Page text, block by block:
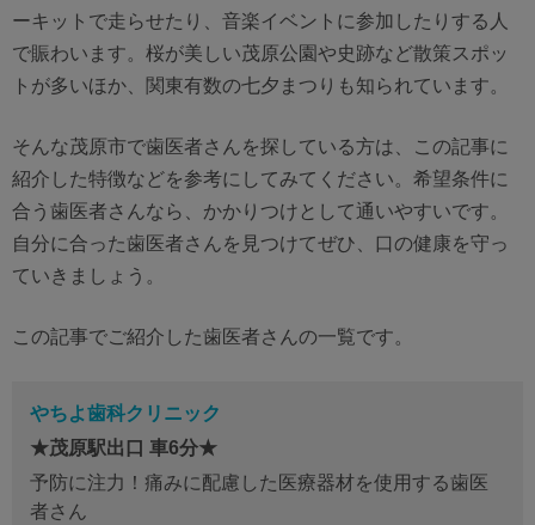
ーキットで走らせたり、音楽イベントに参加したりする人
で賑わいます。桜が美しい茂原公園や史跡など散策スポッ
トが多いほか、関東有数の七夕まつりも知られています。
そんな茂原市で歯医者さんを探している方は、この記事に
紹介した特徴などを参考にしてみてください。希望条件に
合う歯医者さんなら、かかりつけとして通いやすいです。
自分に合った歯医者さんを見つけてぜひ、口の健康を守っ
ていきましょう。
この記事でご紹介した歯医者さんの一覧です。
やちよ歯科クリニック
★茂原駅出口 車6分★
予防に注力！痛みに配慮した医療器材を使用する歯医
者さん